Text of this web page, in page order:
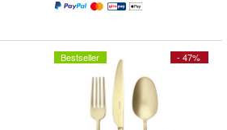
- 47%
Bestseller